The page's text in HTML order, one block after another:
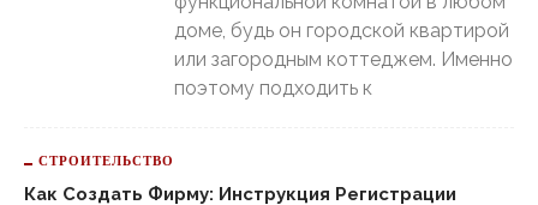
доме, будь он городской квартирой
или загородным коттеджем. Именно
поэтому подходить к
СТРОИТЕЛЬСТВО
Как Создать Фирму: Инструкция Регистрации